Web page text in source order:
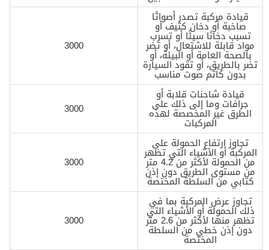
قيادة مركبة تصدر أصواتًا
صاخبة أو دخان كثيف أو
تسبب دخانًا سيئًا أو تسرب
مواد قابلة للاشتعال، أو تضر
بالصحة العامة أو البيئة، أو
تضر بالطريق، أو تقود السيارة
بدون كاتم صوت مناسب
3000
قيادة شاحنات قلابة أو
جرافات وما إلى ذلك على
الطرق غير المخصصة لهذه
المركبات
3000
تجاوز ارتفاع الحمولة على
المركبة أو الأشياء التي تظهر
من الحمولة لأكثر من 4.2 متر
من مستوى الطريق دون إذن
كتابي من السلطة المختصة
3000
تجاوز عرض المركبة بما في
ذلك الحمولة أو الأشياء التي
تظهر منها لأكثر من 2.6 متر
دون إذن خطي من السلطة
المختصة
3000